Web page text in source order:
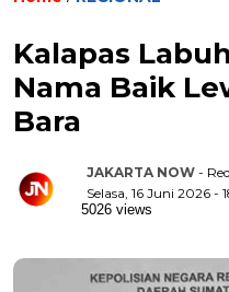
Kalapas
Nama Baik
Bara
JAKARTA NOW -
Selasa, 16 Juni 2026 -
5026 views